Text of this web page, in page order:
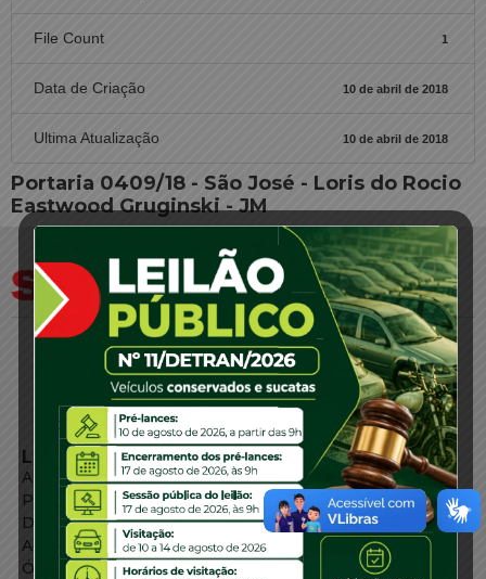
File Count 1
Data de Criação 10 de abril de 2018
Ultima Atualização 10 de abril de 2018
Portaria 0409/18 - São José - Loris do Rocio
Eastwood Gruginski - JM
LINKS EXTERNOS
Agência de Notícias
Portal de Serviços
Diário Oficial
Acesso à Informação
Órgãos do Governo